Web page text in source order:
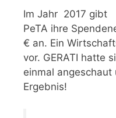
Im Jahr 2017 gibt
PeTA ihre
€ an. Ein
vor. GERATI hatte
einmal
Ergebnis!